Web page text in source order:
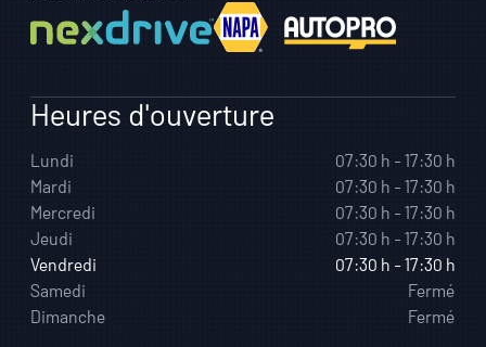
Heures d'ouverture
Lundi
07:30 h - 17:30 h
Mardi
07:30 h - 17:30 h
Mercredi
07:30 h - 17:30 h
Jeudi
07:30 h - 17:30 h
Vendredi
07:30 h - 17:30 h
Samedi
Fermé
Dimanche
Fermé